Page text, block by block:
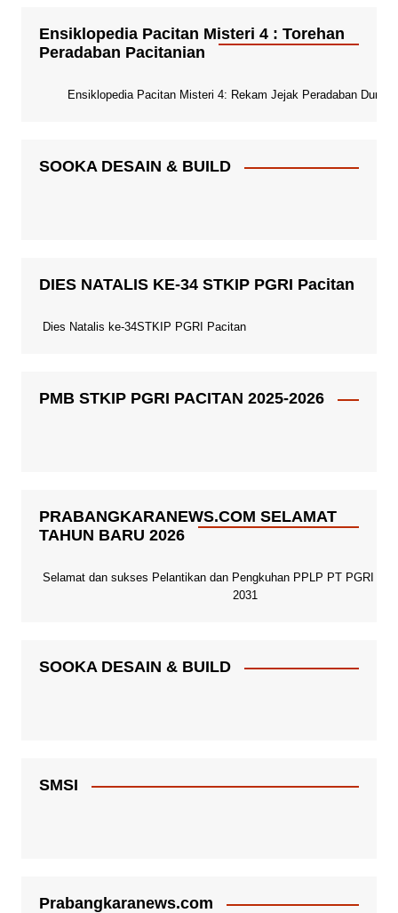
Ensiklopedia Pacitan Misteri 4 : Torehan
Peradaban Pacitanian
Ensiklopedia Pacitan Misteri 4: Rekam Jejak Peradaban Dunia
SOOKA DESAIN & BUILD
DIES NATALIS KE-34 STKIP PGRI Pacitan
Dies Natalis ke-34STKIP PGRI Pacitan
PMB STKIP PGRI PACITAN 2025-2026
PRABANGKARANEWS.COM SELAMAT
TAHUN BARU 2026
Selamat dan sukses Pelantikan dan Pengkuhan PPLP PT PGRI
2031
SOOKA DESAIN & BUILD
SMSI
Prabangkaranews.com